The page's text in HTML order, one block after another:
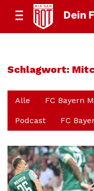
Dein
Schlagwort:
Alle FC Bayern
Podcast FC